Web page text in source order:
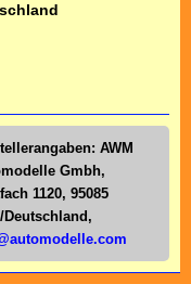
AWM
Gmbh,
1120, 95085
and,